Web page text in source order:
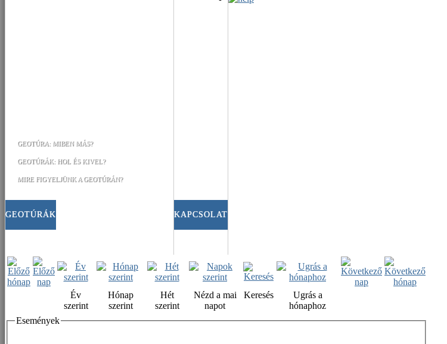
GEOTÚRÁK
GEOTÚRA: MIBEN MÁS?
GEOTÚRÁK: HOL ÉS KIVEL?
MIRE FIGYELJÜNK A GEOTÚRÁN?
KAPCSOLAT
Év
szerint
Hónap
szerint
Hét
szerint
Nézd a mai
napot
Keresés
Ugrás a
hónaphoz
Események